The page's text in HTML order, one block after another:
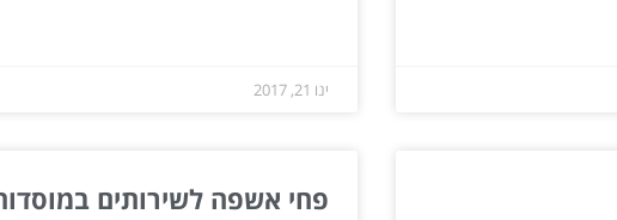
ינו 21, 2017
פחי אשפה לשירותים